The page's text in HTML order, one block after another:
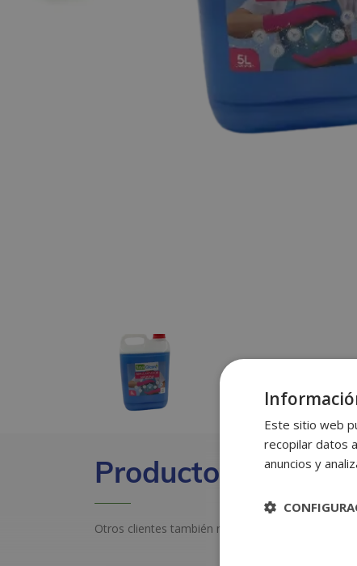
Productos
Otros clientes también miraron estos productos
Este sitio web
recopilar datos
anuncios y